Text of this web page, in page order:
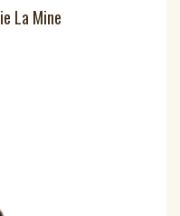
La Mine